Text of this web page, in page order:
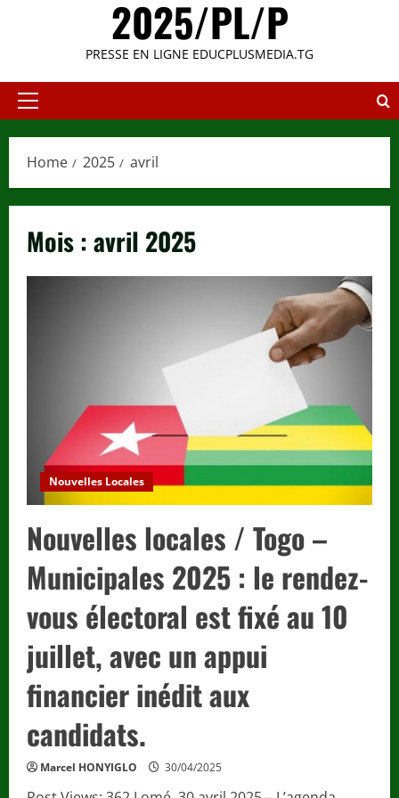
2025/PL/P
PRESSE EN LIGNE EDUCPLUSMEDIA.TG
Primary
Home 2025 avril
Mois :avril 2025
Nouvelles Locales
Nouvelles locales / Togo –
Municipales 2025 : le rendez-
vous électoral est fixé au 10
juillet, avec un appui
financier inédit aux
candidats.
Marcel HONYIGLO 30/04/2025